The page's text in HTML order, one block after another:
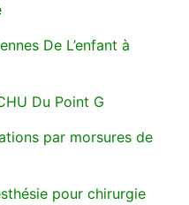
De L’enfant à
Du Point G
par morsures de
pour chirurgie